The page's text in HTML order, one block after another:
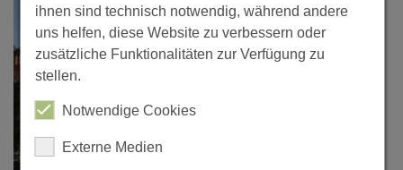
ihnen sind technisch notwendig, während andere
uns helfen, diese Website zu verbessern oder
zusätzliche Funktionalitäten zur Verfügung zu
stellen.
Notwendige Cookies
Externe Medien